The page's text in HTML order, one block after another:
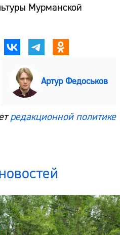
Мурманской
Артур Федоськов
редакционной политике